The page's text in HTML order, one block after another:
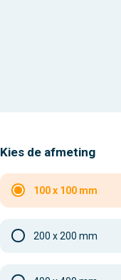
Kies de afmeting
100 x 100 mm
200 x 200 mm